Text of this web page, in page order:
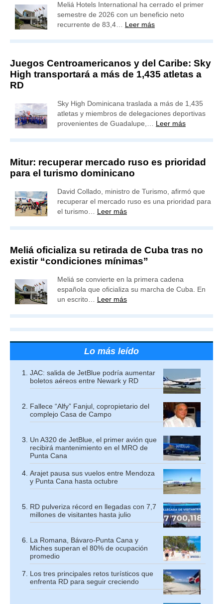
Meliá Hotels International ha cerrado el primer
semestre de 2026 con un beneficio neto
recurrente de 83,4… Leer más
Juegos Centroamericanos y del Caribe: Sky
High transportará a más de 1,435 atletas a
RD
Sky High Dominicana traslada a más de 1,435
atletas y miembros de delegaciones deportivas
provenientes de Guadalupe,… Leer más
Mitur: recuperar mercado ruso es prioridad
para el turismo dominicano
David Collado, ministro de Turismo, afirmó que
recuperar el mercado ruso es una prioridad para
el turismo… Leer más
Meliá oficializa su retirada de Cuba tras no
existir “condiciones mínimas”
Meliá se convierte en la primera cadena
española que oficializa su marcha de Cuba. En
un escrito… Leer más
Lo más leído
JAC: salida de JetBlue podría aumentar
boletos aéreos entre Newark y RD
Fallece “Alfy” Fanjul, copropietario del
complejo Casa de Campo
Un A320 de JetBlue, el primer avión que
recibirá mantenimiento en el MRO de
Punta Cana
Arajet pausa sus vuelos entre Mendoza
y Punta Cana hasta octubre
RD pulveriza récord en llegadas con 7,7
millones de visitantes hasta julio
La Romana, Bávaro-Punta Cana y
Miches superan el 80% de ocupación
promedio
Los tres principales retos turísticos que
enfrenta RD para seguir creciendo